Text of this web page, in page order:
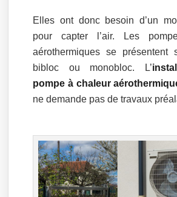
Elles ont donc besoin d’un
pour capter l’air. Les
aérothermiques se présentent
bibloc ou monobloc. L’
pompe à chaleur
ne demande pas de travaux